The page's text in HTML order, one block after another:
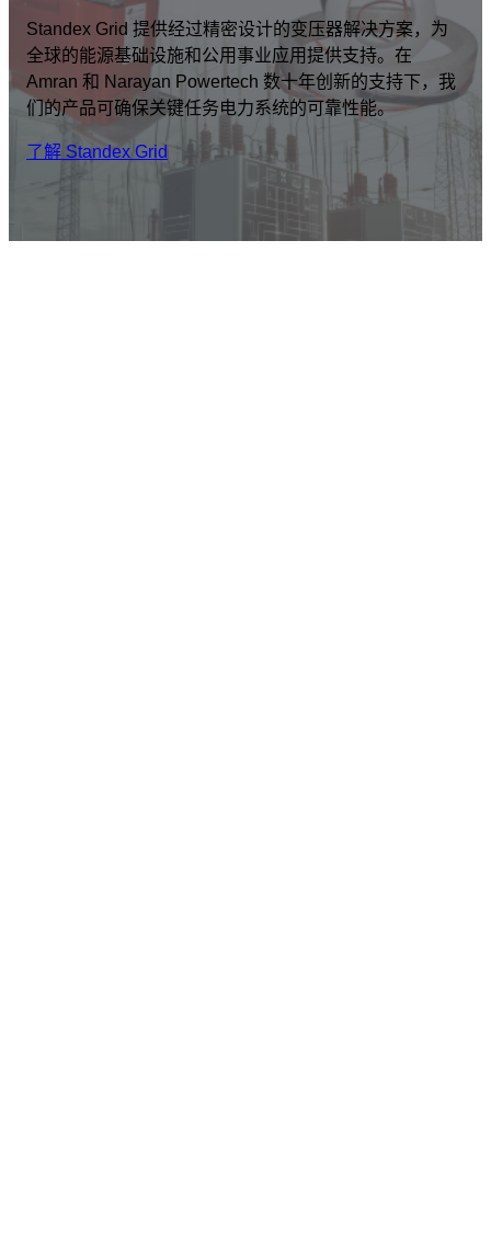
Standex Grid 提供经过精密设计的变压器解决方案，为
全球的能源基础设施和公用事业应用提供支持。在
Amran 和 Narayan Powertech 数十年创新的支持下，我
们的产品可确保关键任务电力系统的可靠性能。
了解 Standex Grid